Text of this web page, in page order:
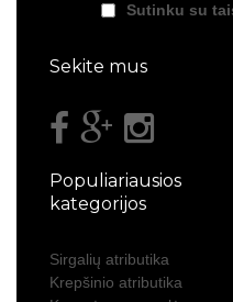
Sutinku su
Sekite mus
Populiariausios
kategorijos
Sirgalių atributika
Krepšinio atributika